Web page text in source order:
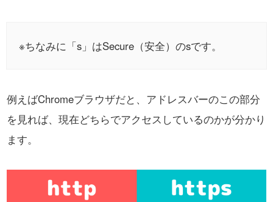
※ちなみに「s」はSecure（安全）のsです。
例えばChromeブラウザだと、アドレスバーのこの部分
を見れば、 現在どちらでアクセスしているのかが分かり
ます。